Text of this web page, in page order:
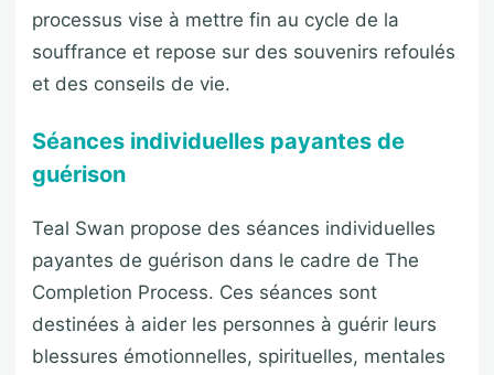
processus vise à mettre fin au cycle de la
souffrance et repose sur des souvenirs refoulés
et des conseils de vie.
Séances individuelles payantes de
guérison
Teal Swan propose des séances individuelles
payantes de guérison dans le cadre de The
Completion Process. Ces séances sont
destinées à aider les personnes à guérir leurs
blessures émotionnelles, spirituelles, mentales